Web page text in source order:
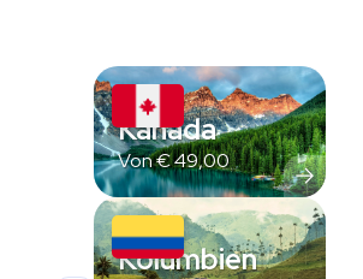
Kanada
Von€49,00
Kolumbien